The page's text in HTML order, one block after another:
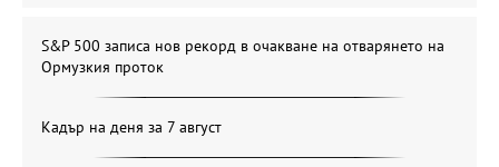
S&P 500 записа нов рекорд в очакване на отварянето на
Ормузкия проток
Кадър на деня за 7 август